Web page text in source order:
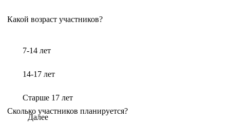
Какой возраст участников?
7-14 лет
14-17 лет
Старше 17 лет
Далее
Сколько участников планируется?